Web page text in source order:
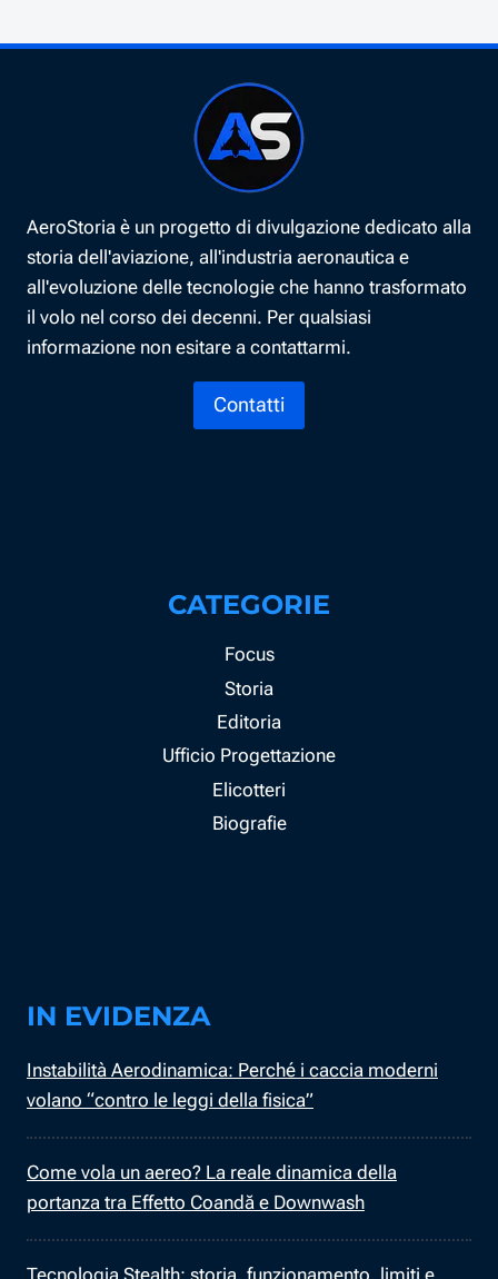
AeroStoria è un progetto di divulgazione dedicato alla
storia dell'aviazione, all'industria aeronautica e
all'evoluzione delle tecnologie che hanno trasformato
il volo nel corso dei decenni. Per qualsiasi
informazione non esitare a contattarmi.
Contatti
CATEGORIE
Focus
Storia
Editoria
Ufficio Progettazione
Elicotteri
Biografie
IN EVIDENZA
Instabilità Aerodinamica: Perché i caccia moderni
volano “contro le leggi della fisica”
Come vola un aereo? La reale dinamica della
portanza tra Effetto Coandă e Downwash
Tecnologia Stealth: storia, funzionamento, limiti e